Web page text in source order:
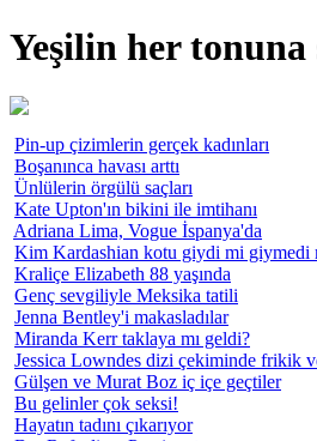
Yeşilin her
Pin-up çizimlerin gerçek kadınları
Boşanınca havası arttı
Ünlülerin örgülü saçları
Kate Upton'ın bikini ile imtihanı
Adriana Lima, Vogue İspanya'da
Kim Kardashian kotu giydi mi giymedi
Kraliçe Elizabeth 88 yaşında
Genç sevgiliyle Meksika tatili
Jenna Bentley'i makasladılar
Miranda Kerr taklaya mı geldi?
Jessica Lowndes dizi çekiminde frikik
Gülşen ve Murat Boz iç içe geçtiler
Bu gelinler çok seksi!
Hayatın tadını çıkarıyor